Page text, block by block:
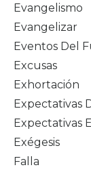
Evangelismo
Evangelizar
Eventos Del
Excusas
Exhortación
Expectativas
Expectativas
Exégesis
Falla